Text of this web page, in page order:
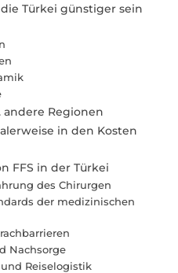
Türkei günstiger sein
andere Regionen
in den Kosten
FFS in der Türkei
des Chirurgen
der medizinischen
Nachsorge
Reiselogistik